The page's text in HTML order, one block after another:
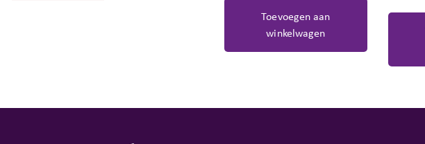
Toevoegen aan
winkelwagen